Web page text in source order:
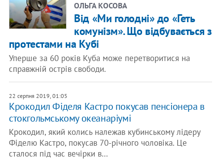
ОЛЬГА КОСОВА
Від «Ми голодні» до «Геть
комунізм». Що відбувається з
протестами на Кубі
Уперше за 60 років Куба може перетворитися на
справжній острів свободи.
22 серпня 2019, 01:05
Крокодил Фіделя Кастро покусав пенсіонера в
стокгольмському океанаріумі
Крокодил, який колись належав кубинському лідеру
Фіделю Кастро, покусав 70-річного чоловіка. Це
сталося під час вечірки в…